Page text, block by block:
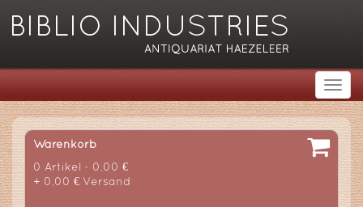
Warenkorb
0 Artikel - 0,00 €
+ 0,00 € Versand